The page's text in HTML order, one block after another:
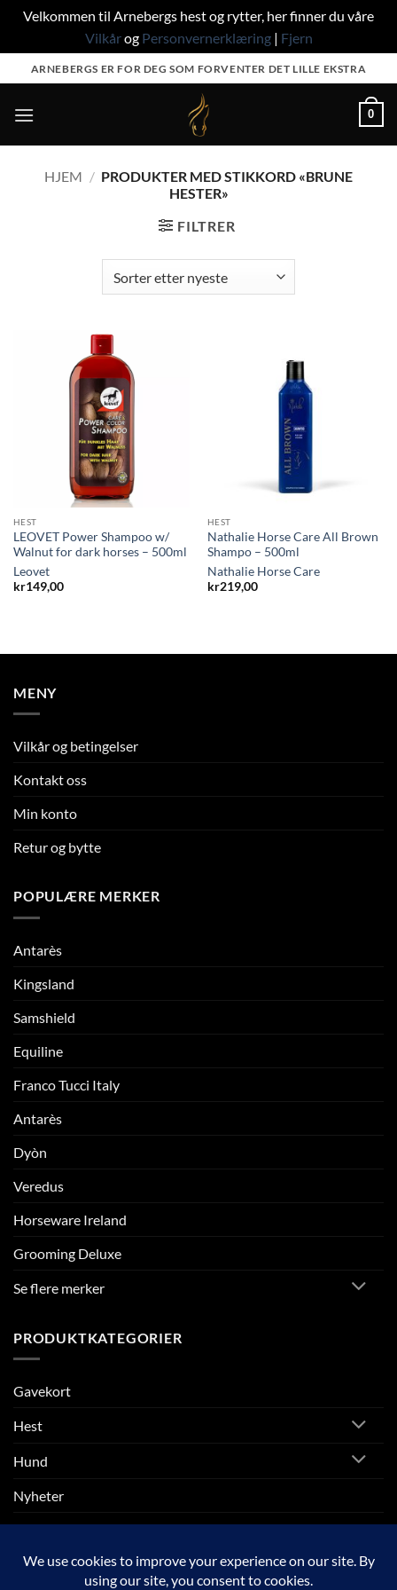
Velkommen til Arnebergs hest og rytter, her finner du våre
Vilkårog Personvernerklæring| Fjern
to
content
ARNEBERGS ER FOR DEG SOM FORVENTER DET LILLE EKSTRA
0
HJEM / PRODUKTER MED STIKKORD «BRUNE
HESTER»
FILTRER
HEST
LEOVET Power Shampoo w/
Walnut for dark horses – 500ml
Leovet
kr149,00
HEST
Nathalie Horse Care All Brown
Shampo – 500ml
Nathalie Horse Care
kr219,00
MENY
Vilkår og betingelser
Kontakt oss
Min konto
Retur og bytte
POPULÆRE MERKER
Antarès
Kingsland
Samshield
Equiline
Franco Tucci Italy
Antarès
Dyòn
Veredus
Horseware Ireland
Grooming Deluxe
Se flere merker
PRODUKTKATEGORIER
Gavekort
Hest
Hund
Nyheter
Rytter
SALG